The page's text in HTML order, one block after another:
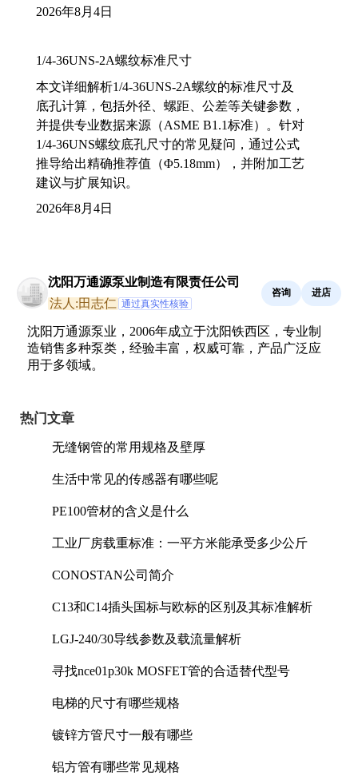
2026年8月4日
1/4-36UNS-2A螺纹标准尺寸
本文详细解析1/4-36UNS-2A螺纹的标准尺寸及
底孔计算，包括外径、螺距、公差等关键参数，
并提供专业数据来源（ASME B1.1标准）。针对
1/4-36UNS螺纹底孔尺寸的常见疑问，通过公式
推导给出精确推荐值（Φ5.18mm），并附加工艺
建议与扩展知识。
2026年8月4日
沈阳万通源泵业制造有限责任公司
法人:田志仁 通过真实性核验
咨询 进店
沈阳万通源泵业，2006年成立于沈阳铁西区，专业制
造销售多种泵类，经验丰富，权威可靠，产品广泛应
用于多领域。
热门文章
无缝钢管的常用规格及壁厚
生活中常见的传感器有哪些呢
PE100管材的含义是什么
工业厂房载重标准：一平方米能承受多少公斤
CONOSTAN公司简介
C13和C14插头国标与欧标的区别及其标准解析
LGJ-240/30导线参数及载流量解析
寻找nce01p30k MOSFET管的合适替代型号
电梯的尺寸有哪些规格
镀锌方管尺寸一般有哪些
铝方管有哪些常见规格